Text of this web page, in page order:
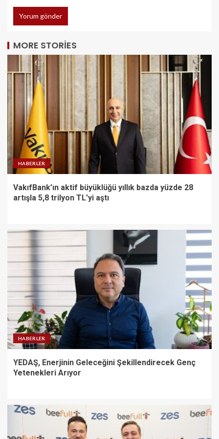
MORE STORIES
HABERLER
VakıfBank’ın aktif büyüklüğü yıllık bazda yüzde 28
artışla 5,8 trilyon TL’yi aştı
HABERLER
YEDAŞ, Enerjinin Geleceğini Şekillendirecek Genç
Yetenekleri Arıyor